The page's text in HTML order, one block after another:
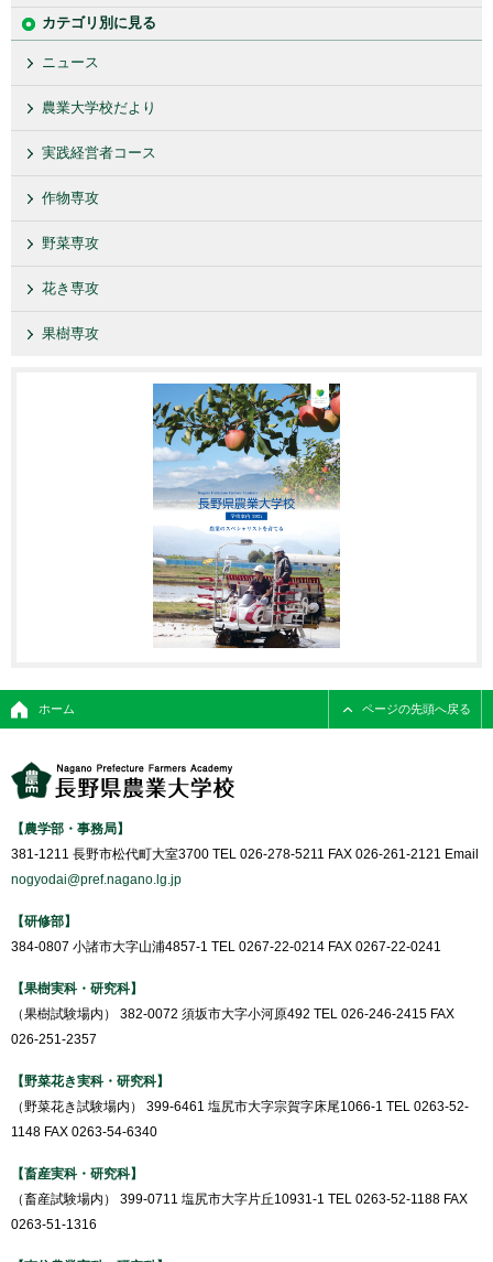
カテゴリ別に見る
ニュース
農業大学校だより
実践経営者コース
作物専攻
野菜専攻
花き専攻
果樹専攻
ホーム ページの先頭へ戻る
【農学部・事務局】
381-1211 長野市松代町大室3700 TEL 026-278-5211 FAX 026-261-2121 Email
nogyodai@pref.nagano.lg.jp
【研修部】
384-0807 小諸市大字山浦4857-1 TEL 0267-22-0214 FAX 0267-22-0241
【果樹実科・研究科】
（果樹試験場内） 382-0072 須坂市大字小河原492 TEL 026-246-2415 FAX
026-251-2357
【野菜花き実科・研究科】
（野菜花き試験場内） 399-6461 塩尻市大字宗賀字床尾1066-1 TEL 0263-52-
1148 FAX 0263-54-6340
【畜産実科・研究科】
（畜産試験場内） 399-0711 塩尻市大字片丘10931-1 TEL 0263-52-1188 FAX
0263-51-1316